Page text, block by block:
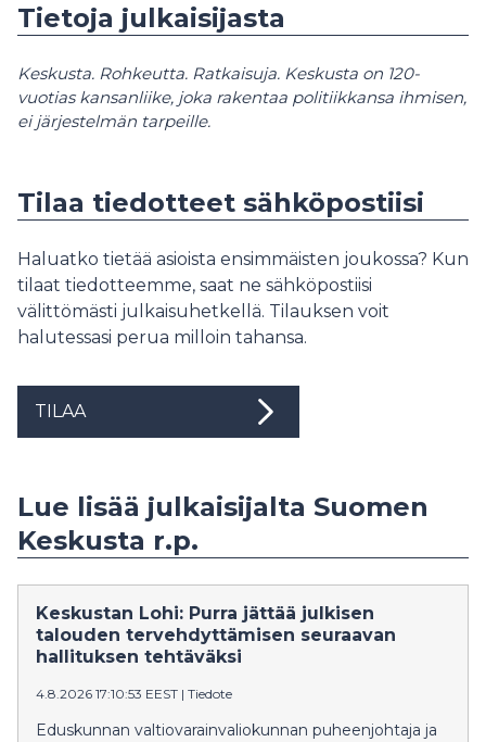
Tietoja julkaisijasta
Keskusta. Rohkeutta. Ratkaisuja. Keskusta on 120-
vuotias kansanliike, joka rakentaa politiikkansa ihmisen,
ei järjestelmän tarpeille.
Tilaa tiedotteet sähköpostiisi
Haluatko tietää asioista ensimmäisten joukossa? Kun
tilaat tiedotteemme, saat ne sähköpostiisi
välittömästi julkaisuhetkellä. Tilauksen voit
halutessasi perua milloin tahansa.
TILAA
Lue lisää julkaisijalta Suomen
Keskusta r.p.
Keskustan Lohi: Purra jättää julkisen
talouden tervehdyttämisen seuraavan
hallituksen tehtäväksi
4.8.2026 17:10:53 EEST | Tiedote
Eduskunnan valtiovarainvaliokunnan puheenjohtaja ja